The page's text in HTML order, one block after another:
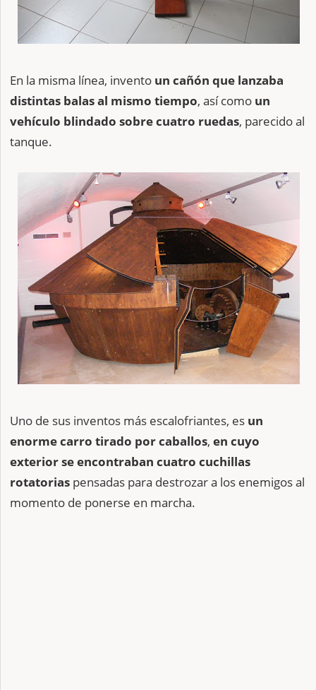
En la misma línea, invento un cañón que lanzaba
distintas balas al mismo tiempo, así como un
vehículo blindado sobre cuatro ruedas, parecido al
tanque.
Uno de sus inventos más escalofriantes, es un
enorme carro tirado por caballos,en cuyo
exterior se encontraban cuatro cuchillas
rotatorias pensadas para destrozar a los enemigos al
momento de ponerse en marcha.